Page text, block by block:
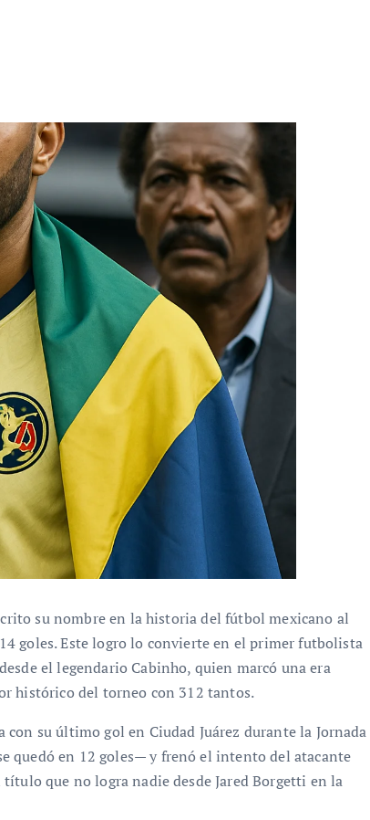
su nombre en la historia del fútbol mexicano al
goles. Este logro lo convierte en el primer futbolista
el legendario Cabinho, quien marcó una era
histórico del torneo con 312 tantos.
con su último gol en Ciudad Juárez durante la Jornada
quedó en 12 goles— y frenó el intento del atacante
que no logra nadie desde Jared Borgetti en la